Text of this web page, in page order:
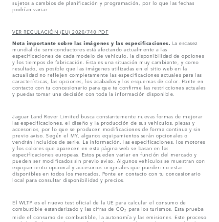
sujetos a cambios de planificación y programación, por lo que las fechas
podrían variar.
VER REGULACIÓN (EU) 2020/740 PDF
Nota importante sobre las imágenes y las especificaciones. La escasez
mundial de semiconductores está afectando actualmente a las
especificaciones de cada modelo de vehículo, la disponibilidad de opciones
y los tiempos de fabricación. Esta es una situación muy cambiante, y como
resultado, es posible que las imágenes utilizadas en el sitio web en la
actualidad no reflejen completamente las especificaciones actuales para las
características, las opciones, los acabados y los esquemas de color. Ponte en
contacto con tu concesionario para que te confirme las restricciones actuales
y puedas tomar una decisión con toda la información disponible.
Jaguar Land Rover Limited busca constantemente nuevas formas de mejorar
las especificaciones, el diseño y la producción de sus vehículos, piezas y
accesorios, por lo que se producen modificaciones de forma continua y sin
previo aviso. Según el MY, algunos equipamientos serán opcionales o
vendrán incluidos de serie. La información, las especificaciones, los motores
y los colores que aparecen en esta página web se basan en las
especificaciones europeas. Estos pueden variar en función del mercado y
pueden ser modificados sin previo aviso. Algunos vehículos se muestran con
equipamiento opcional y accesorios originales que pueden no estar
disponibles en todos los mercados. Ponte en contacto con tu concesionario
local para consultar disponibilidad y precios.
El WLTP es el nuevo test oficial de la UE para calcular el consumo de
combustible estandarizado y las cifras de CO2 para los turismos. Esta prueba
mide el consumo de combustible, la autonomía y las emisiones. Este proceso